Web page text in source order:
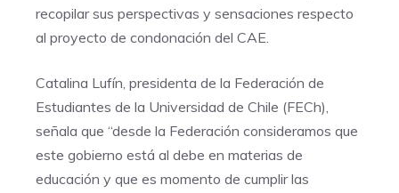
recopilar sus perspectivas y sensaciones respecto
al proyecto de condonación del CAE.
Catalina Lufín, presidenta de la Federación de
Estudiantes de la Universidad de Chile (FECh),
señala que “desde la Federación consideramos que
este gobierno está al debe en materias de
educación y que es momento de cumplir las